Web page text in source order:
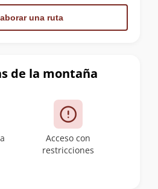
de la montaña
Acceso con
restricciones
una ruta